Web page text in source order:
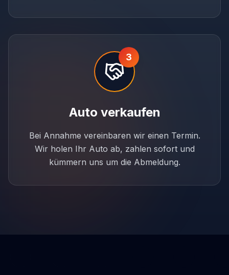
3
Auto verkaufen
Bei Annahme vereinbaren wir einen Termin.
Wir holen Ihr Auto ab, zahlen sofort und
kümmern uns um die Abmeldung.